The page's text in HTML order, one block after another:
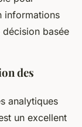
informations
basée
des
analytiques
un excellent